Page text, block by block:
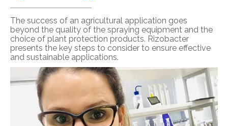
The success of an agricultural application goes
beyond the quality of the spraying equipment and the
choice of plant protection products. Rizobacter
presents the key steps to consider to ensure effective
and sustainable applications.